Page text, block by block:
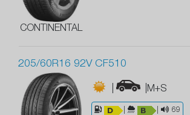
CONTINENTAL
205/60R16 92V CF510
| |M+S
69